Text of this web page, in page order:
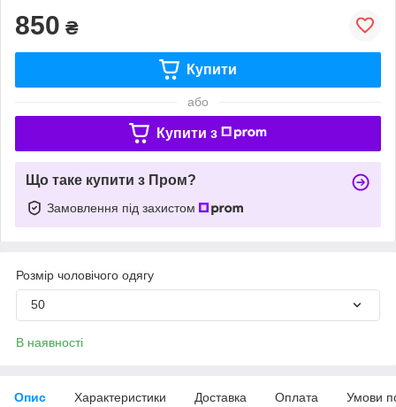
850 ₴
Купити
або
Купити з
Що таке купити з Пром?
Замовлення під захистом
Розмір чоловічого одягу
50
В наявності
Опис Характеристики Доставка Оплата Умови